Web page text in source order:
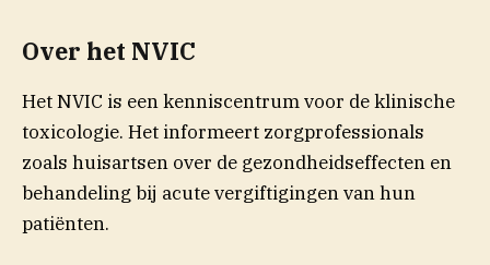
Over het NVIC
Het NVIC is een kenniscentrum voor de klinische
toxicologie. Het informeert zorgprofessionals
zoals huisartsen over de gezondheidseffecten en
behandeling bij acute vergiftigingen van hun
patiënten.